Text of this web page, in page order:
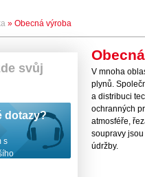
» Obecná výroba
svůj
dotazy?
s
V mnoha
plynů.
a distribuci
ochranných
atmosféře,
soupravy
údržby.